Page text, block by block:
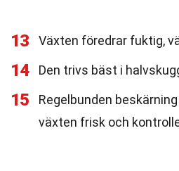
13 Växten föredrar fuktig,
14 Den trivs bäst i
15
Regelbunden
växten frisk och